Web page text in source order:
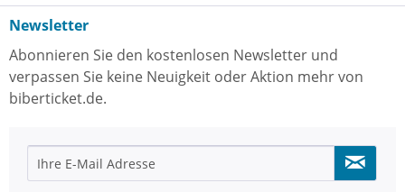
Newsletter
Abonnieren Sie den kostenlosen Newsletter und
verpassen Sie keine Neuigkeit oder Aktion mehr von
biberticket.de.